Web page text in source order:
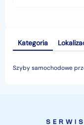
Kategoria
Szyby samochodowe